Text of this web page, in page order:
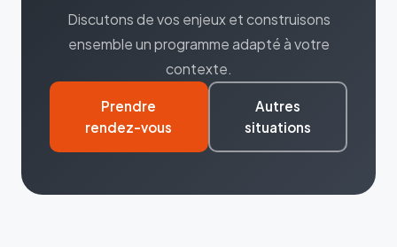
Discutons de vos enjeux et construisons
ensemble un programme adapté à votre
contexte.
Prendre
rendez-vous
Autres
situations